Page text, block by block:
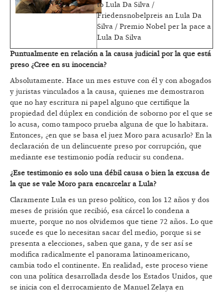
to Lula Da Silva /
Friedensnobelpreis an Lula Da
Silva / Premio Nobel per la pace a
Lula Da Silva
Puntualmente en relación a la causa judicial por la que está
preso ¿Cree en su inocencia?
Absolutamente. Hace un mes estuve con él y con abogados
y juristas vinculados a la causa, quienes me demostraron
que no hay escritura ni papel alguno que certifique la
propiedad del dúplex en condición de soborno por el que se
lo acusa, como tampoco prueba alguna de que lo habitara.
Entonces, ¿en que se basa el juez Moro para acusarlo? En la
declaración de un delincuente preso por corrupción, que
mediante ese testimonio podía reducir su condena.
¿Ese testimonio es solo una débil causa o bien la excusa de
la que se vale Moro para encarcelar a Lula?
Claramente Lula es un preso político, con los 12 años y dos
meses de prisión que recibió, esa cárcel lo condena a
muerte, porque no nos olvidemos que tiene 72 años. Lo que
sucede es que lo necesitan sacar del medio, porque si se
presenta a elecciones, saben que gana, y de ser así se
modifica radicalmente el panorama latinoamericano,
cambia todo el continente. En realidad, este proceso viene
con una política desarrollada desde los Estados Unidos, que
se inicia con el derrocamiento de Manuel Zelaya en